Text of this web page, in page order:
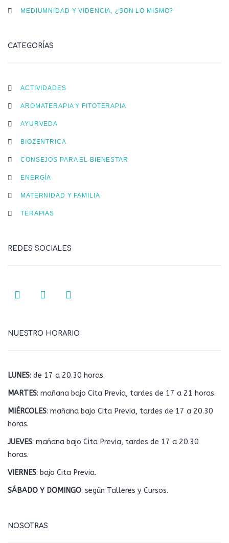
MEDIUMNIDAD Y VIDENCIA, ¿SON LO MISMO?
CATEGORÍAS
ACTIVIDADES
AROMATERAPIA Y FITOTERAPIA
AYURVEDA
BIOZENTRICA
CONSEJOS PARA EL BIENESTAR
ENERGÍA
MATERNIDAD Y FAMILIA
TERAPIAS
REDES SOCIALES
NUESTRO HORARIO
LUNES: de 17 a 20.30 horas.
MARTES: mañana bajo Cita Previa, tardes de 17 a 21 horas.
MIÉRCOLES: mañana bajo Cita Previa, tardes de 17 a 20.30
horas.
JUEVES: mañana bajo Cita Previa, tardes de 17 a 20.30
horas.
VIERNES: bajo Cita Previa.
SÁBADO Y DOMINGO: según Talleres y Cursos.
NOSOTRAS